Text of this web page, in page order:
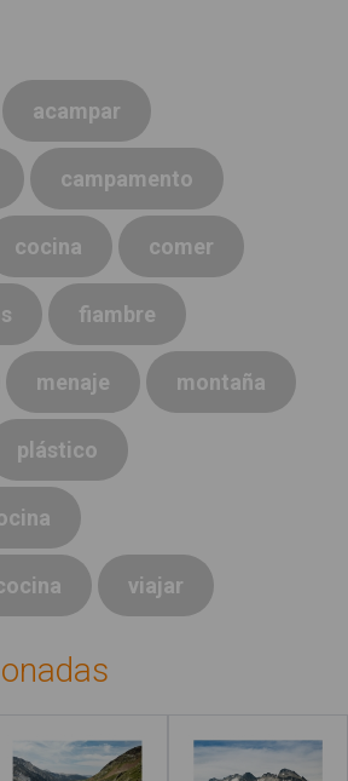
acampar
campamento
cocina comer
fiambre
menaje montaña
plástico
viajar